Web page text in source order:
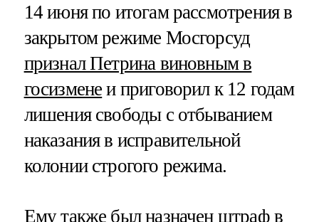
14 июня по итогам рассмотрения в
закрытом режиме Мосгорсуд
признал Петрина виновным в
госизмене и приговорил к 12 годам
лишения свободы с отбыванием
наказания в исправительной
колонии строгого режима.
Ему также был назначен штраф в